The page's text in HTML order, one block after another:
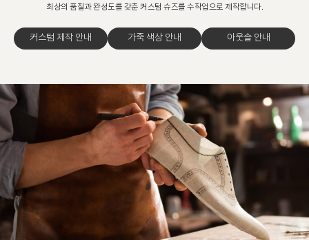
최상의 품질과 완성도를 갖춘 커스텀 슈즈를 수작업으로 제작합니다.
커스텀 제작 안내 가죽 색상 안내 아웃솔 안내